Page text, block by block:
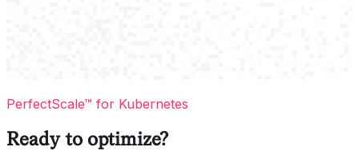
PerfectScale™ for Kubernetes
Ready to optimize?